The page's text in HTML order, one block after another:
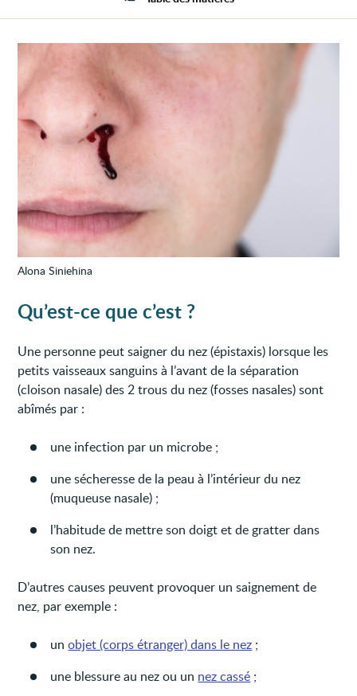
Alona Siniehina
Qu’est-ce que c’est ?
Une personne peut saigner du nez (épistaxis) lorsque les
petits vaisseaux sanguins à l’avant de la séparation
(cloison nasale) des 2 trous du nez (fosses nasales) sont
abîmés par :
une infection par un microbe ;
une sécheresse de la peau à l’intérieur du nez
(muqueuse nasale) ;
l’habitude de mettre son doigt et de gratter dans
son nez.
D’autres causes peuvent provoquer un saignement de
nez, par exemple :
unobjet (corps étranger) dans le nez ;
une blessure au nez ou un nez cassé ;